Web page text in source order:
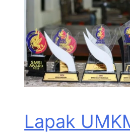
Lapak